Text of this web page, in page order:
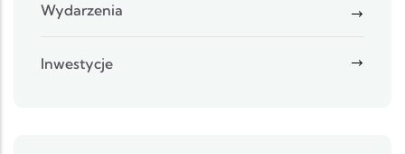
Wydarzenia
Inwestycje